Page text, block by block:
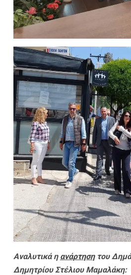
Αναλυτικά η ανάρτησητου
Δημητρίου Στέλιου Μαμαλάκη: